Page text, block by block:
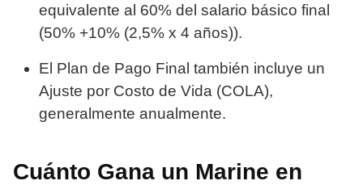
equivalente al 60% del salario básico final
(50% +10% (2,5% x 4 años)).
El Plan de Pago Final también incluye un
Ajuste por Costo de Vida (COLA),
generalmente anualmente.
Cuánto Gana un Marine en